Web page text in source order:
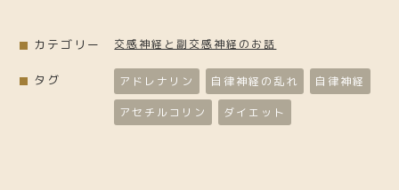
カテゴリー 交感神経と副交感神経のお話
タグ アドレナリン 自律神経の乱れ 自律神経
アセチルコリン ダイエット